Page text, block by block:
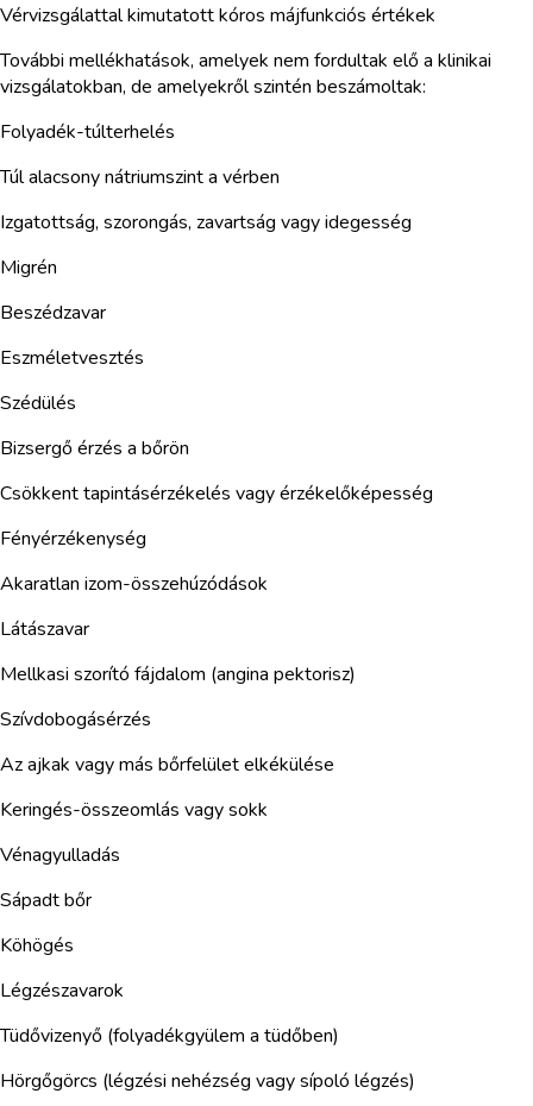
Vérvizsgálattal kimutatott kóros májfunkciós értékek
További mellékhatások, amelyek nem fordultak elő a klinikai
vizsgálatokban, de amelyekről szintén beszámoltak:
Folyadék-túlterhelés
Túl alacsony nátriumszint a vérben
Izgatottság, szorongás, zavartság vagy idegesség
Migrén
Beszédzavar
Eszméletvesztés
Szédülés
Bizsergő érzés a bőrön
Csökkent tapintásérzékelés vagy érzékelőképesség
Fényérzékenység
Akaratlan izom-összehúzódások
Látászavar
Mellkasi szorító fájdalom (angina pektorisz)
Szívdobogásérzés
Az ajkak vagy más bőrfelület elkékülése
Keringés-összeomlás vagy sokk
Vénagyulladás
Sápadt bőr
Köhögés
Légzészavarok
Tüdővizenyő (folyadékgyülem a tüdőben)
Hörgőgörcs (légzési nehézség vagy sípoló légzés)